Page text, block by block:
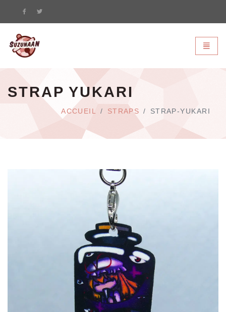
STRAP YUKARI
ACCUEIL STRAPS STRAP-YUKARI